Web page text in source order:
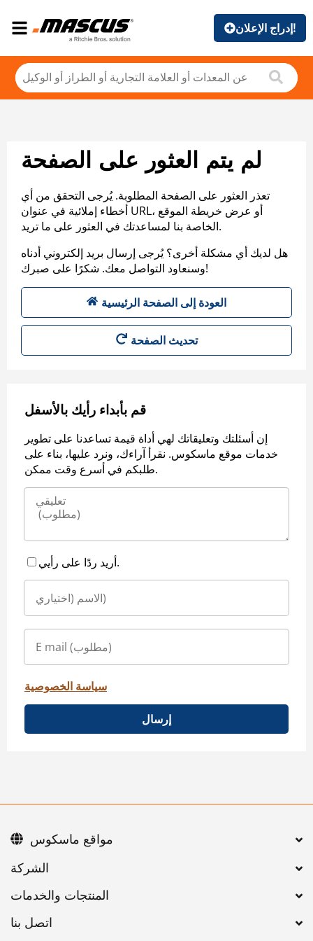
إدراج الإعلان!
لم يتم العثور على الصفحة
تعذر العثور على الصفحة المطلوبة. يُرجى التحقق من أي
أخطاء إملائية في عنوان URL، أو عرض خريطة الموقع
الخاصة بنا لمساعدتك في العثور على ما تريد.
هل لديك أي مشكلة أخرى؟ يُرجى إرسال بريد إلكتروني أدناه
وسنعاود التواصل معك. شكرًا على صبرك!
العودة إلى الصفحة الرئيسية
تحديث الصفحة
قم بأبداء رأيك بالأسفل
إن أسئلتك وتعليقاتك لهي أداة قيمة تساعدنا على تطوير
خدمات موقع ماسكوس. نقرأ آراءك، ونرد عليها، بناء على
طلبكم في أسرع وقت ممكن.
أريد ردًا على رأيي.
سياسة الخصوصية
إرسال
اتصل بنا
مواقع ماسكوس